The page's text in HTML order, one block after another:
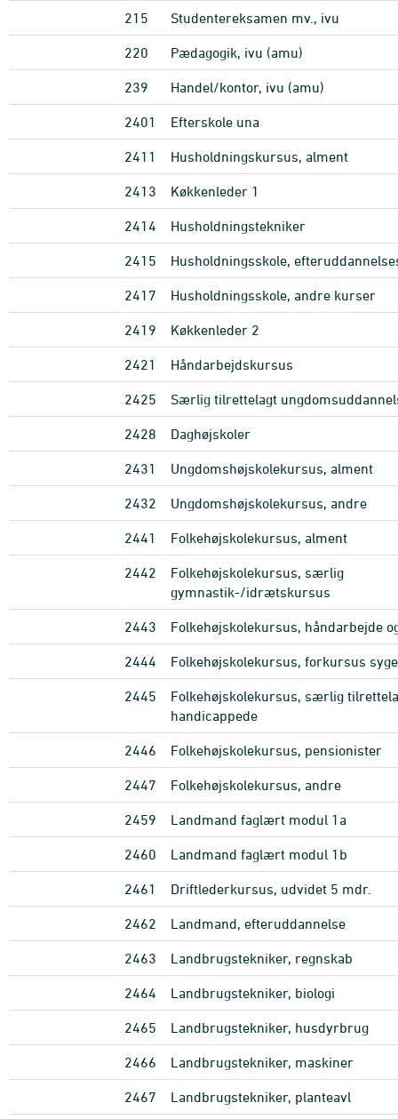
215 Studentereksamen mv., ivu
220 Pædagogik, ivu (amu)
239 Handel/kontor, ivu (amu)
2401 Efterskole una
2411 Husholdningskursus, alment
2413 Køkkenleder 1
2414 Husholdningstekniker
2415 Husholdningsskole,
2417 Husholdningsskole, andre kurser
2419 Køkkenleder 2
2421 Håndarbejdskursus
2425 Særlig tilrettelagt
2428 Daghøjskoler
2431 Ungdomshøjskolekursus, alment
2432 Ungdomshøjskolekursus, andre
2441 Folkehøjskolekursus, alment
2442
Folkehøjskolekursus, særlig
gymnastik-/idrætskursus
2443 Folkehøjskolekursus, håndarbejde
2444 Folkehøjskolekursus, forkursus
2445
Folkehøjskolekursus, særlig
handicappede
2446 Folkehøjskolekursus, pensionister
2447 Folkehøjskolekursus, andre
2459 Landmand faglært modul 1a
2460 Landmand faglært modul 1b
2461 Driftlederkursus, udvidet 5 mdr.
2462 Landmand, efteruddannelse
2463 Landbrugstekniker, regnskab
2464 Landbrugstekniker, biologi
2465 Landbrugstekniker, husdyrbrug
2466 Landbrugstekniker, maskiner
2467 Landbrugstekniker, planteavl